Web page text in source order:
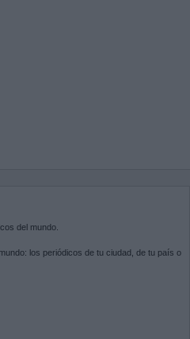
del mundo.
los periódicos de tu ciudad, de tu país o